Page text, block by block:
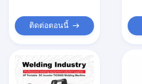
สินค้า
ติดต่อตอนนี้